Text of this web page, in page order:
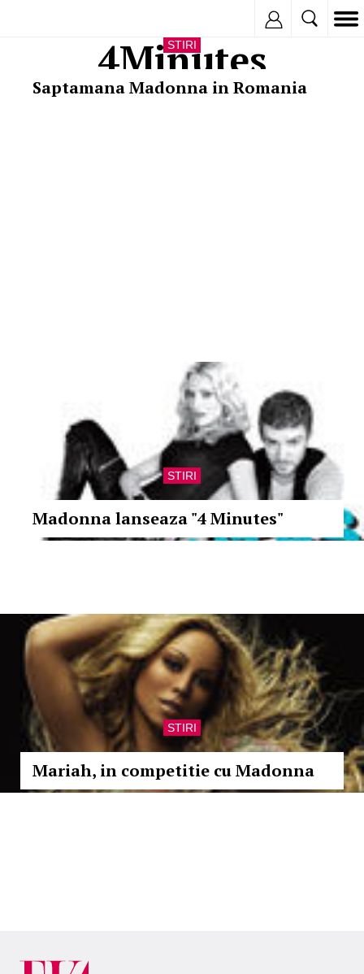
4Minutes
STIRI
Saptamana Madonna in Romania
STIRI
Madonna lanseaza "4 Minutes"
STIRI
Mariah, in competitie cu Madonna